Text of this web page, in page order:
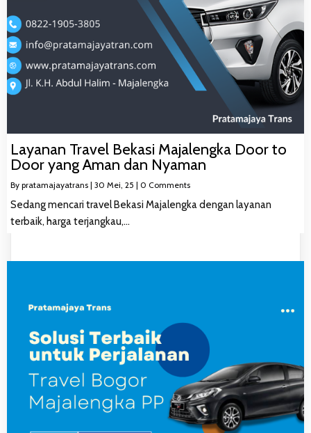
Layanan Travel Bekasi Majalengka Door to
Door yang Aman dan Nyaman
By pratamajayatrans | 30 Mei, 25 | 0 Comments
Sedang mencari travel Bekasi Majalengka dengan layanan
terbaik, harga terjangkau,…